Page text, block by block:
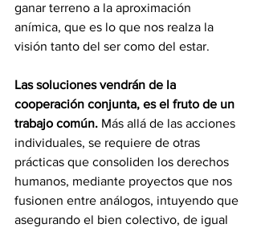
ganar terreno a la aproximación
anímica, que es lo que nos realza la
visión tanto del ser como del estar.
Las soluciones vendrán de la
cooperación conjunta, es el fruto de un
trabajo común. Más allá de las acciones
individuales, se requiere de otras
prácticas que consoliden los derechos
humanos, mediante proyectos que nos
fusionen entre análogos, intuyendo que
asegurando el bien colectivo, de igual